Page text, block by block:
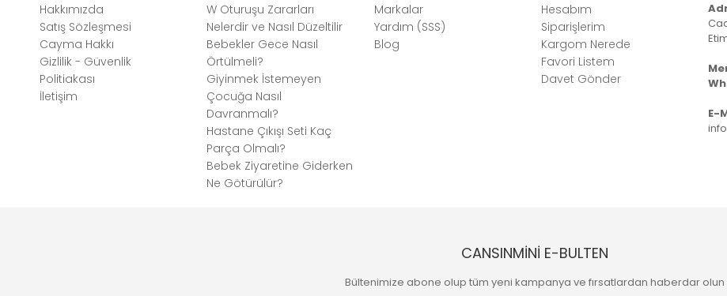
Hakkımızda
Satış Sözleşmesi
Cayma Hakkı
Gizlilik - Güvenlik
Politiakası
İletişim
W Oturuşu Zararları
Nelerdir ve Nasıl Düzeltilir
Bebekler Gece Nasıl
Örtülmeli?
Giyinmek İstemeyen
Çocuğa Nasıl
Davranmalı?
Hastane Çıkışı Seti Kaç
Parça Olmalı?
Bebek Ziyaretine Giderken
Ne Götürülür?
Markalar
Yardım (SSS)
Blog
Hesabım
Siparişlerim
Kargom Nerede
Favori Listem
Davet Gönder
E-
CANSINMİNİ E-BULTEN
Bültenimize abone olup tüm yeni kampanya ve fırsatlardan haberdar olun